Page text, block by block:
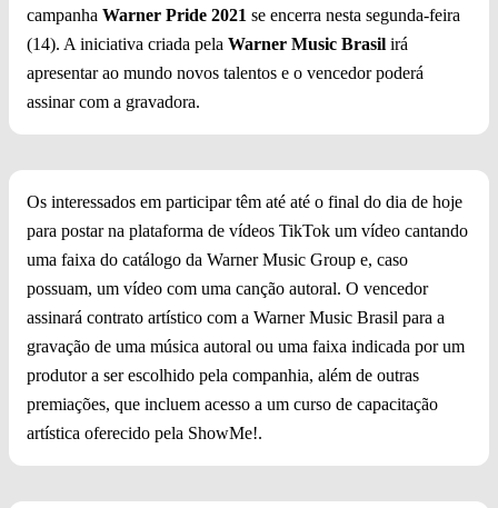
campanha Warner Pride 2021 se encerra nesta segunda-feira
(14). A iniciativa criada pela Warner Music Brasil irá
apresentar ao mundo novos talentos e o vencedor poderá
assinar com a gravadora.
Os interessados em participar têm até até o final do dia de hoje
para postar na plataforma de vídeos TikTok um vídeo cantando
uma faixa do catálogo da Warner Music Group e, caso
possuam, um vídeo com uma canção autoral. O vencedor
assinará contrato artístico com a Warner Music Brasil para a
gravação de uma música autoral ou uma faixa indicada por um
produtor a ser escolhido pela companhia, além de outras
premiações, que incluem acesso a um curso de capacitação
artística oferecido pela ShowMe!.